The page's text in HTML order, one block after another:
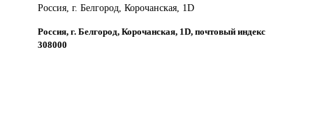
Россия, г. Белгород, Корочанская, 1D
Россия, г. Белгород, Корочанская, 1D, почтовый индекс
308000